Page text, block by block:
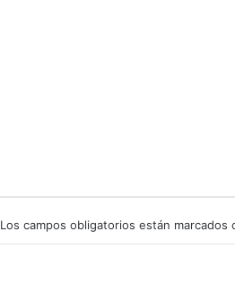
Los campos obligatorios están marcados